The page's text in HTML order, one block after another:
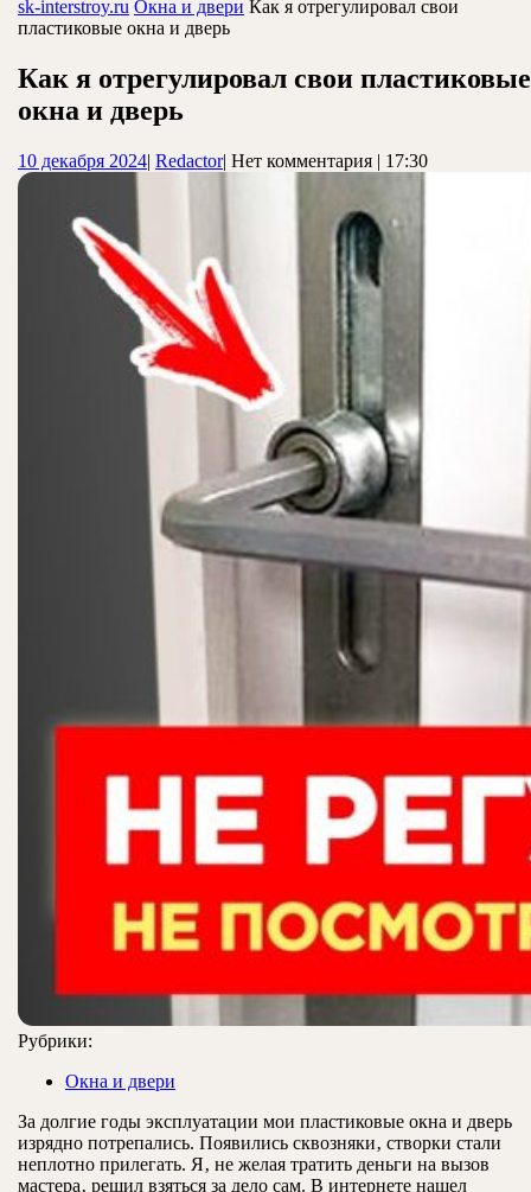
sk-interstroy.ru Окна и двери Как я отрегулировал свои
пластиковые окна и дверь
Как я отрегулировал свои пластиковые
окна и дверь
10 декабря 202410
| RedactorRedactor
| Нет комментария | 17:30
Рубрики:
Окна и двери
За долгие годы эксплуатации мои пластиковые окна и дверь
изрядно потрепались. Появились сквозняки‚ створки стали
неплотно прилегать. Я‚ не желая тратить деньги на вызов
мастера‚ решил взяться за дело сам. В интернете нашел